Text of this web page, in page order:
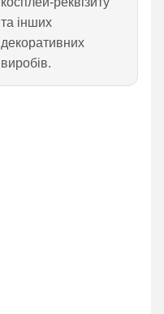
та інших
декоративних
виробів.